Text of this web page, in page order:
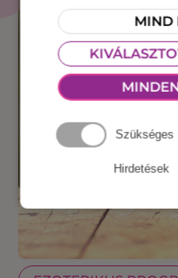
MIND
Szükséges
Hirdetések